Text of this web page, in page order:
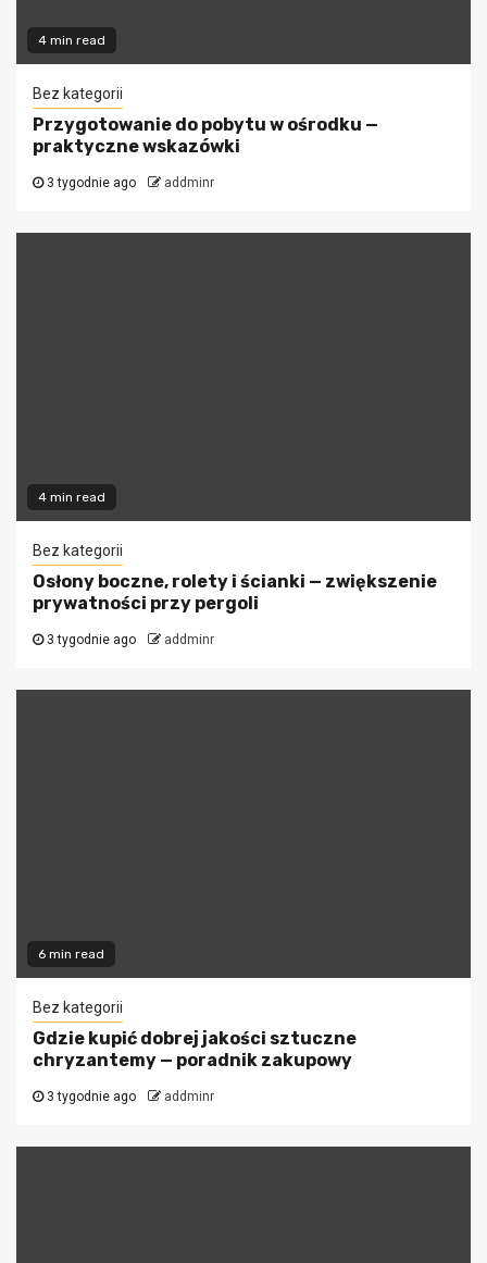
4 min read
Bez kategorii
Przygotowanie do pobytu w ośrodku —
praktyczne wskazówki
3 tygodnie ago addminr
4 min read
Bez kategorii
Osłony boczne, rolety i ścianki — zwiększenie
prywatności przy pergoli
3 tygodnie ago addminr
6 min read
Bez kategorii
Gdzie kupić dobrej jakości sztuczne
chryzantemy — poradnik zakupowy
3 tygodnie ago addminr